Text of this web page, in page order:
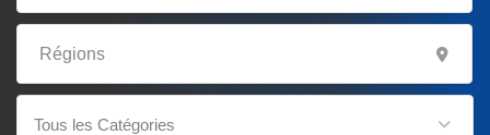
Tous les Catégories